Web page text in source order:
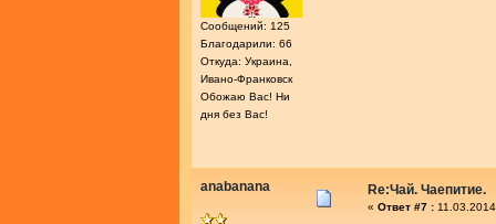
Сообщений: 125
Благодарили: 66
Откуда: Украина,
Ивано-Франковск
Обожаю Вас! Ни
дня без Вас!
anabanana Re:Чай. Чаепитие.
« Ответ #7 :